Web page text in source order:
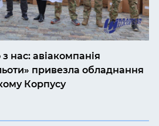
нас: авіакомпанія
привезла обладнання
Корпусу